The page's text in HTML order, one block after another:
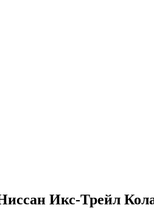
Икс-Трейл